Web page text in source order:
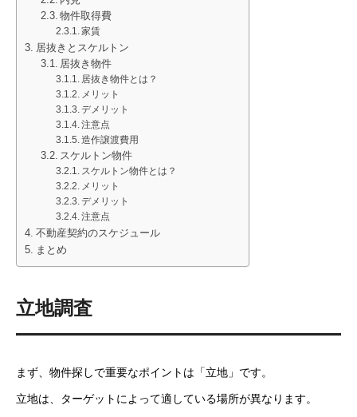
物件取得費
家賃
居抜きとスケルトン
居抜き物件
居抜き物件とは？
メリット
デメリット
注意点
造作譲渡費用
スケルトン物件
スケルトン物件とは？
メリット
デメリット
注意点
不動産契約のスケジュール
まとめ
立地調査
まず、物件探しで重要なポイントは「立地」です。
立地は、ターゲットによって適している場所が異なります。